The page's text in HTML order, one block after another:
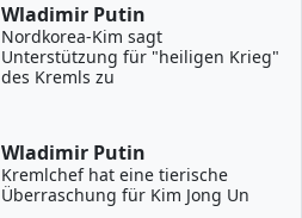
Wladimir Putin
Nordkorea-Kim sagt
Unterstützung für "heiligen Krieg"
des Kremls zu
Wladimir Putin
Kremlchef hat eine tierische
Überraschung für Kim Jong Un